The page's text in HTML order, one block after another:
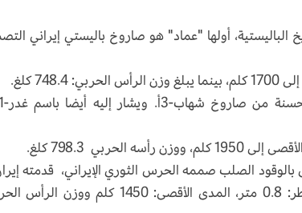
الباليستية، أولها "عماد" هو صاروخ باليستي إيراني
الصلب صممه الحرس الثوري الإيراني، قدمته
عام 2022، يتميز بالمواصفات التالية: الطول: 10.4 متر، القطر: 0.8 متر، المدى الأقصى: 1450 كلم